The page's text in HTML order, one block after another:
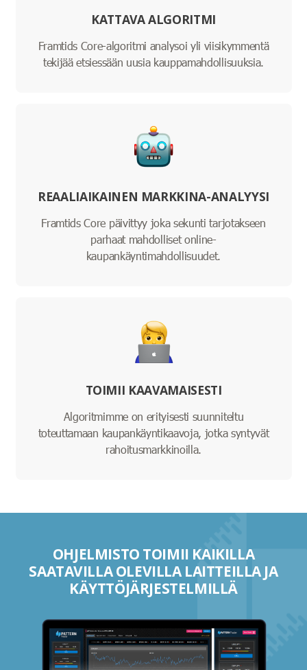
KATTAVA ALGORITMI
Framtids Core-algoritmi analysoi yli viisikymmentä
tekijää etsiessään uusia kauppamahdollisuuksia.
REAALIAIKAINEN MARKKINA-ANALYYSI
Framtids Core päivittyy joka sekunti tarjotakseen
parhaat mahdolliset online-
kaupankäyntimahdollisuudet.
TOIMII KAAVAMAISESTI
Algoritmimme on erityisesti suunniteltu
toteuttamaan kaupankäyntikaavoja, jotka syntyvät
rahoitusmarkkinoilla.
OHJELMISTO TOIMII KAIKILLA
SAATAVILLA OLEVILLA LAITTEILLA JA
KÄYTTÖJÄRJESTELMILLÄ